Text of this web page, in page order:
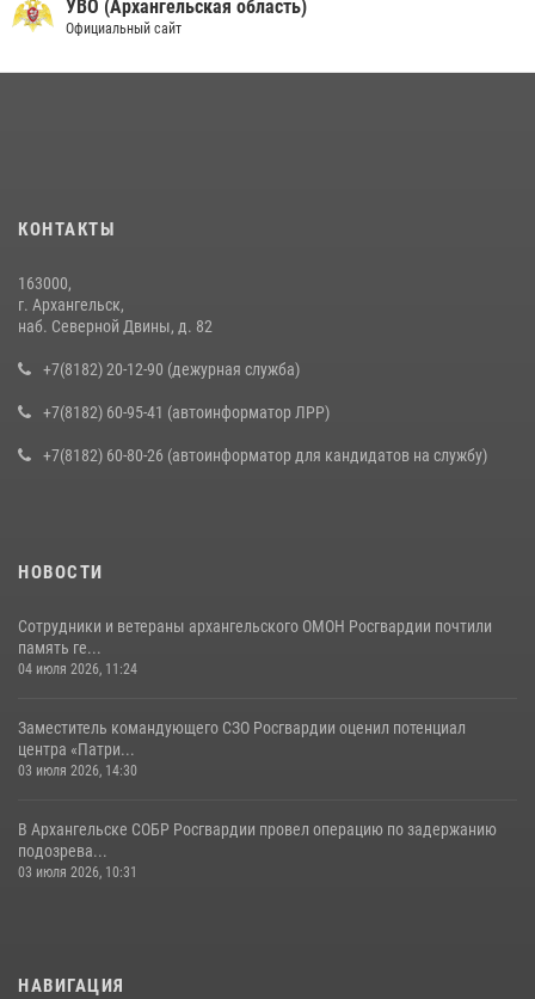
УВО (Архангельская область)
Официальный сайт
КОНТАКТЫ
163000,
г. Архангельск,
наб. Северной Двины, д. 82
+7(8182) 20-12-90 (дежурная служба)
+7(8182) 60-95-41 (автоинформатор ЛРР)
+7(8182) 60-80-26 (автоинформатор для кандидатов на службу)
НОВОСТИ
Сотрудники и ветераны архангельского ОМОН Росгвардии почтили
память ге...
04 июля 2026, 11:24
Заместитель командующего СЗО Росгвардии оценил потенциал
центра «Патри...
03 июля 2026, 14:30
В Архангельске СОБР Росгвардии провел операцию по задержанию
подозрева...
03 июля 2026, 10:31
НАВИГАЦИЯ